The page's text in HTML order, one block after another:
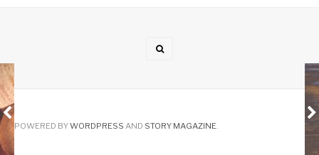
POWERED BYWORDPRESS AND STORY MAGAZINE